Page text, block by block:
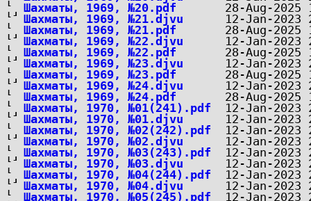
Шахматы, 1969, №20.pdf
Шахматы, 1969, №21.djvu
Шахматы, 1969, №21.pdf
Шахматы, 1969, №22.djvu
Шахматы, 1969, №22.pdf
Шахматы, 1969, №23.djvu
Шахматы, 1969, №23.pdf
Шахматы, 1969, №24.djvu
Шахматы, 1969, №24.pdf
Шахматы, 1970, №01(241).pdf
Шахматы, 1970, №01.djvu
Шахматы, 1970, №02(242).pdf
Шахматы, 1970, №02.djvu
Шахматы, 1970, №03(243).pdf
Шахматы, 1970, №03.djvu
Шахматы, 1970, №04(244).pdf
Шахматы, 1970, №04.djvu
Шахматы, 1970, №05(245).pdf